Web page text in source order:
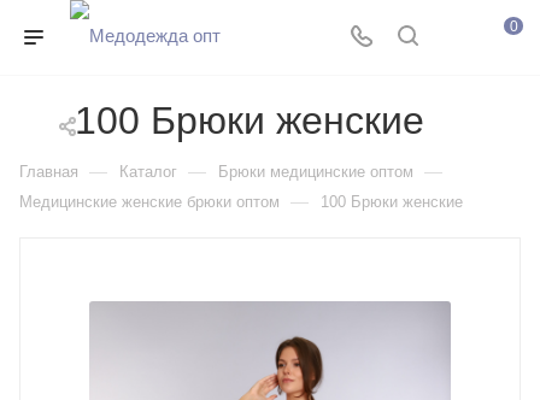
0
100 Брюки женские
Главная — Каталог — Брюки медицинские оптом —
Медицинские женские брюки оптом — 100 Брюки женские